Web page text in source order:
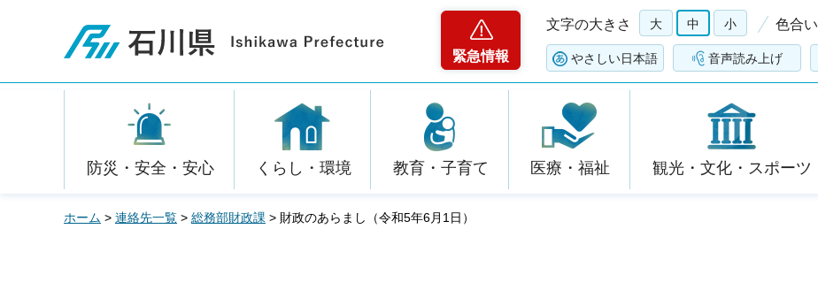
石川県
緊急情報
文字の大きさ 大 中 小 色合い
やさしい日本語 音声読み上げ
防災・安全・安心 くらし・環境 教育・子育て 医療・福祉 観光・文化・スポーツ
ホーム > 連絡先一覧 > 総務部財政課 > 財政のあらまし（令和5年6月1日）